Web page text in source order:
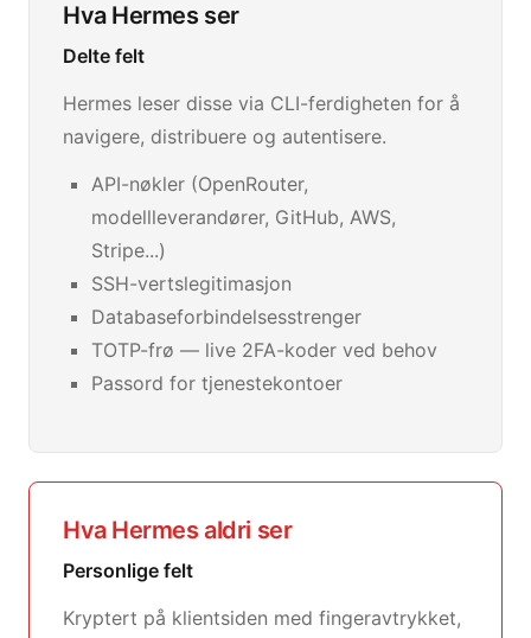
Hva Hermes ser
Delte felt
Hermes leser disse via CLI-ferdigheten for å
navigere, distribuere og autentisere.
API-nøkler (OpenRouter,
modellleverandører, GitHub, AWS,
Stripe...)
SSH-vertslegitimasjon
Databaseforbindelsesstrenger
TOTP-frø — live 2FA-koder ved behov
Passord for tjenestekontoer
Hva Hermes aldri ser
Personlige felt
Kryptert på klientsiden med fingeravtrykket,